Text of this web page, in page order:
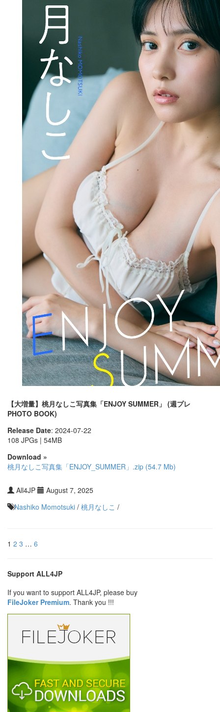
【大増量】桃月なしこ写真集「ENJOY SUMMER」 (週プレ
PHOTO BOOK)
Release Date: 2024-07-22
108 JPGs | 54MB
Download »
桃月なしこ写真集「ENJOY_SUMMER」.zip (54.7 Mb)
All4JP
August 7, 2025
Nashiko Momotsuki / 桃月なしこ /
1 2 3 … 6
Support ALL4JP
If you want to support ALL4JP, please buy
FileJoker Premium. Thank you !!!